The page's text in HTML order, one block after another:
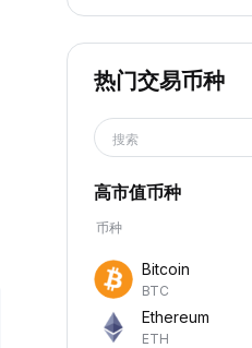
热门交易币种
搜索
高市值币种
币种
Bitcoin
BTC
Ethereum
ETH